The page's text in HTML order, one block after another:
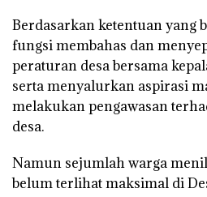
Berdasarkan ketentuan yang
fungsi membahas dan
peraturan desa bersama
serta menyalurkan aspirasi
melakukan pengawasan
desa.
Namun sejumlah warga
belum terlihat maksimal di